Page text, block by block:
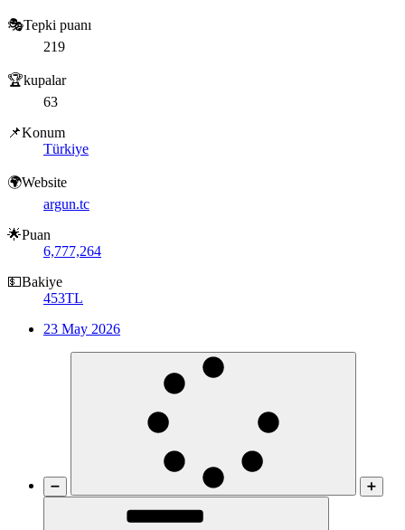
🎭Tepki puanı
219
🏆kupalar
63
📌Konum
Türkiye
🌍Website
argun.tc
🌟Puan
6,777,264
💵Bakiye
453TL
23 May 2026
➖ ➕